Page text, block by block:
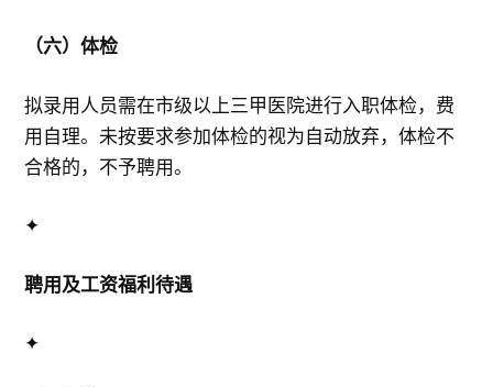
（六）体检
拟录用人员需在市级以上三甲医院进行入职体检，费
用自理。未按要求参加体检的视为自动放弃，体检不
合格的，不予聘用。
✦
聘用及工资福利待遇
✦